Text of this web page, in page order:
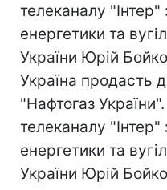
телеканалу "Інтер"
енергетики та
України Юрій
Україна продасть
"Нафтогаз
телеканалу "Інтер"
енергетики та
України Юрій